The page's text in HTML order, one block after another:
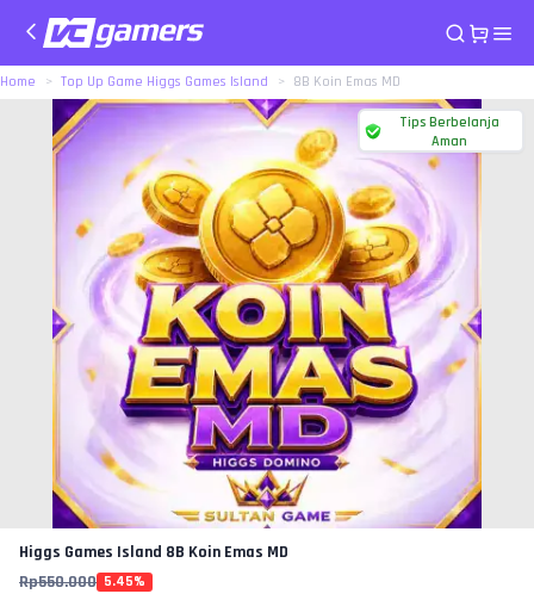
Home Top Up Game Higgs Games Island 8B Koin Emas MD
Tips Berbelanja
Aman
Higgs Games Island 8B Koin Emas MD
Rp550.000 5.45%